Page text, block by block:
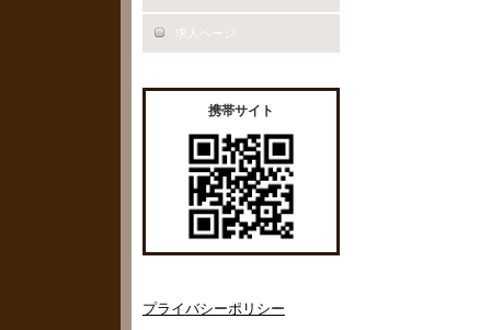
求人ページ
携帯サイト
プライバシーポリシー